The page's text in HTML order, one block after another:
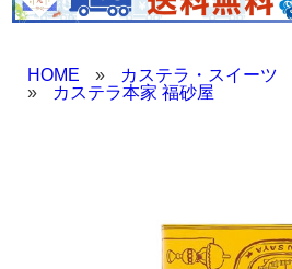
HOME » カステラ・スイーツ
»
カステラ本家 福砂屋